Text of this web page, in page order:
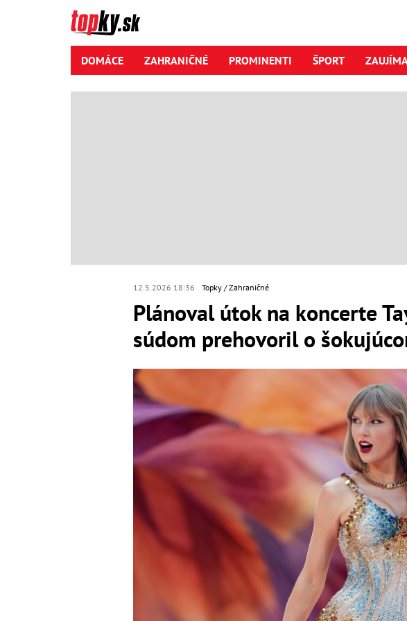
DOMÁCE ZAHRANIČNÉ PROMINENTI ŠPORT
12.5.2026 18:36 Topky Zahraničné
Plánoval útok na koncerte
súdom prehovoril o